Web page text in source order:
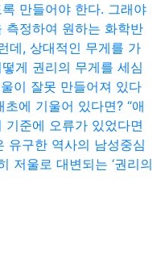
만들어야 한다. 그래야
측정하여 원하는 화학반
데, 상대적인 무게를 가
게 권리의 무게를 세심
이 잘못 만들어져 있다
에 기울어 있다면? “애
준에 오류가 있었다면
유구한 역사의 남성중심
저울로 대변되는 ‘권리의